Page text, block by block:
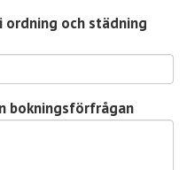
och städning
bokningsförfrågan